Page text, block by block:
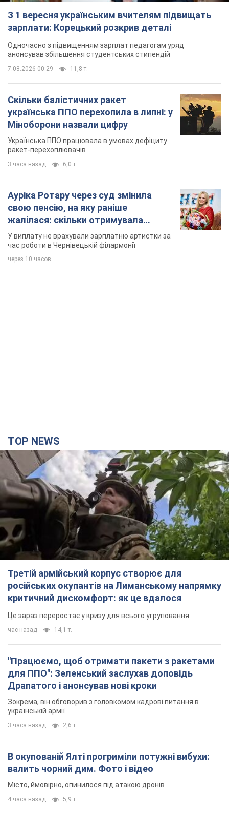
ракет-перехоплювачів
3 часа назад 6,0 т.
Ауріка Ротару через суд змінила
свою пенсію, на яку раніше
жалілася: скільки отримувала
співачка
У виплату не врахували зарплатню артистки за
час роботи в Чернівецькій філармонії
через 10 часов
Третій армійський корпус створює для
російських окупантів на Лиманському напрямку
критичний дискомфорт: як це вдалося
Це зараз переростає у кризу для всього угруповання
час назад 14,1 т.
"Працюємо, щоб отримати пакети з ракетами
для ППО": Зеленський заслухав доповідь
Драпатого і анонсував нові кроки
Зокрема, він обговорив з головкомом кадрові питання в
українській армії
3 часа назад 2,6 т.
В окупованій Ялті прогриміли потужні вибухи:
валить чорний дим. Фото і відео
4 часа назад 5,9 т.